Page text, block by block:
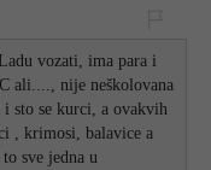
vozati, ima para i
ali...., nije neškolovana
sto se kurci, a ovakvih
, krimosi, balavice a
sve jedna u